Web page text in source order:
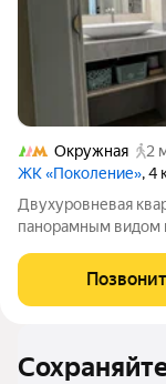
Окружная
2
ЖК «Поколение», 4
Двухуровневая
панорамным видом
отказаться от
может стать